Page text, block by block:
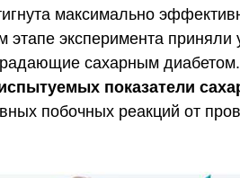
максимально
этапе эксперимента
сахарным диабетом.
показатели
побочных реакций от